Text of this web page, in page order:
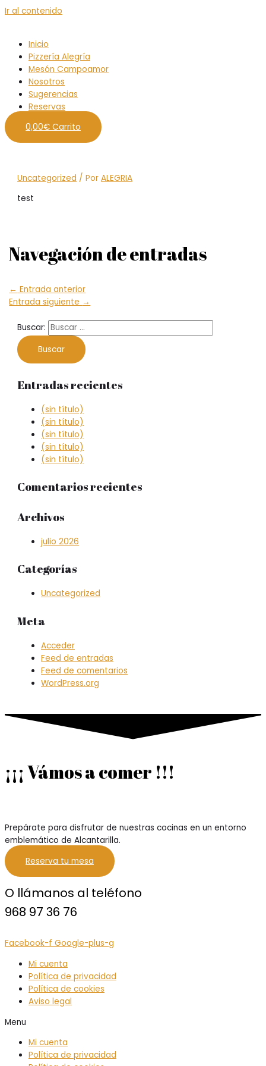
Ir al contenido
Inicio
Pizzería Alegría
Mesón Campoamor
Nosotros
Sugerencias
Reservas
0,00€ Carrito
Uncategorized / PorALEGRIA
test
Navegación de entradas
← Entrada anterior
Entrada siguiente →
Buscar:
Entradas recientes
(sin título)
(sin título)
(sin título)
(sin título)
(sin título)
Comentarios recientes
Archivos
julio 2026
Categorías
Uncategorized
Meta
Acceder
Feed de entradas
Feed de comentarios
WordPress.org
¡¡¡ Vámos a comer !!!
Prepárate para disfrutar de nuestras cocinas en un entorno
emblemático de Alcantarilla.
Reserva tu mesa
O llámanos al teléfono
968 97 36 76
Facebook-f Google-plus-g
Mi cuenta
Política de privacidad
Política de cookies
Aviso legal
Menu
Mi cuenta
Política de privacidad